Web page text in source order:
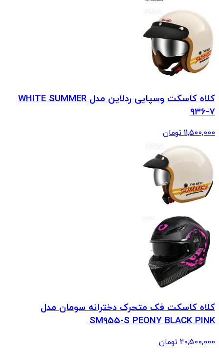
کلاه کاسکت وسپایی ردلاین مدل WHITE SUMMER
936-7
11,500,000 تومان
کلاه کاسکت فک متحرک دخترانه سومان مدل
SM955-S PEONY BLACK PINK
20,500,000 تومان